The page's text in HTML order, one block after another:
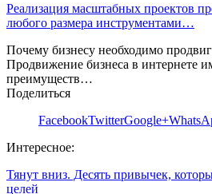
Реализация масштабных проектов
любого размера инструментами…
Почему бизнесу необходимо
Продвижение бизнеса в интернете
преимуществ…
Поделиться
FacebookTwitterGoogle+
Интересное:
Тянут вниз. Десять привычек,
целей